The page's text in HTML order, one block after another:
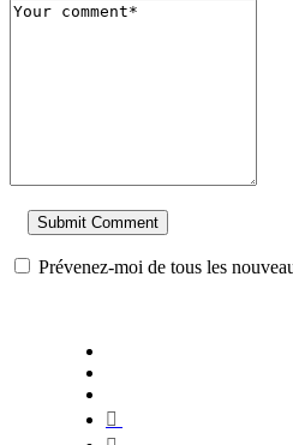
Prévenez-moi de tous les